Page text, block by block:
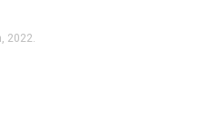
2022.